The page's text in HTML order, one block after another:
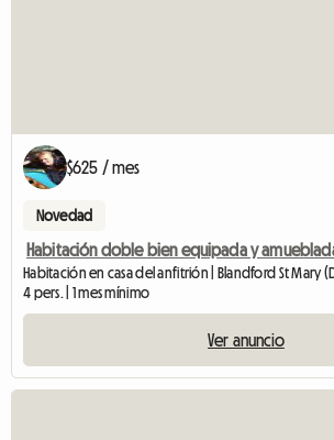
$625 / mes
Novedad
Habitación doble bien equipada y
Habitación en casa del anfitrión | Blandford St Mary
4 pers. | 1 mes mínimo
Ver anuncio